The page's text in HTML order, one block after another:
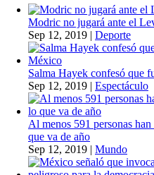
Modric no jugará ante el
Sep 12, 2019 | Deporte
Salma Hayek confesó que
Sep 12, 2019 | Espectáculo
Al menos 591 personas
que va de año
Sep 12, 2019 | Mundo